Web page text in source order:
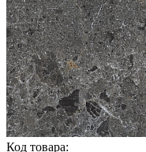
Код товара: